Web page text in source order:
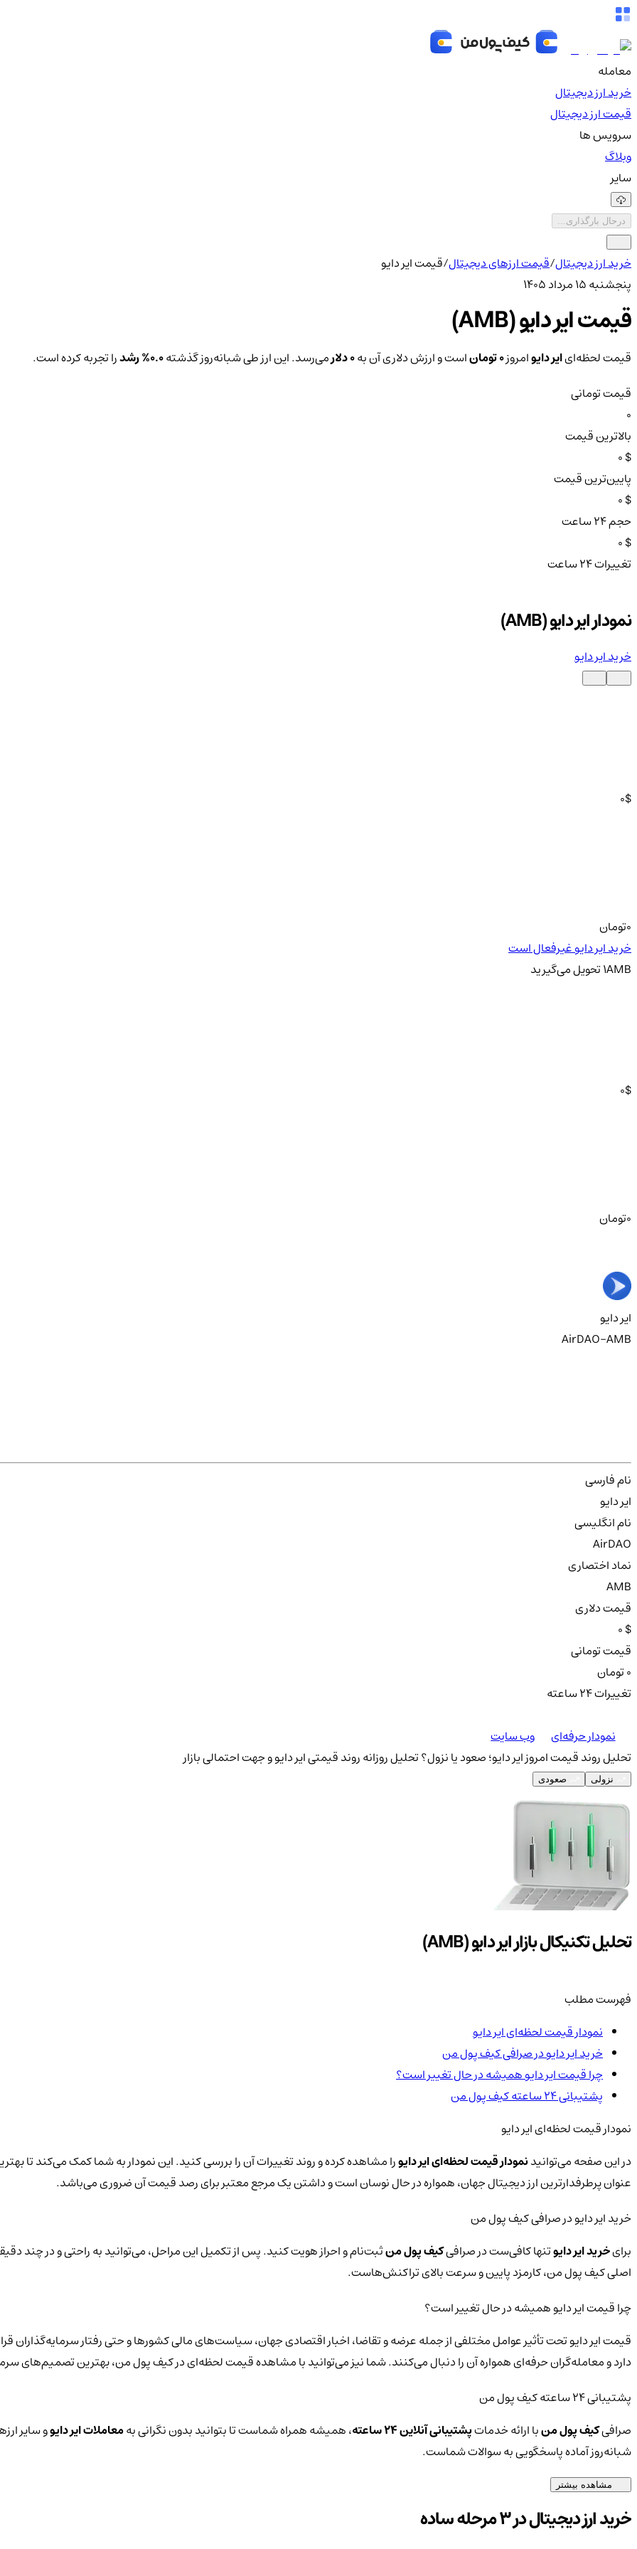
معامله
خرید ارز دیجیتال
قیمت ارز دیجیتال
سرویس ها
وبلاگ
سایر
درحال بارگذاری...
خرید ارز دیجیتال/قیمت ارزهای دیجیتال/قیمت ایر دایو
پنجشنبه ۱۵ مرداد ۱۴۰۵
قیمت ایر دایو (AMB)
قیمت لحظه‌ایایر دایوامروز0 تومان است و ارزش دلاری آن به0 دلار می‌رسد. این ارز طی شبانه‌روز گذشته0.0% رشدرا تجربه کرده است.
قیمت تومانی
0
بالاترین قیمت
$ 0
پایین‌ترین قیمت
$ 0
حجم ۲۴ ساعت
$ 0
تغییرات ۲۴ ساعت
نمودار ایر دایو (AMB)
خرید ایر دایو
0$
0تومان
خرید ایر دایو غیرفعال است
1AMB تحویلمی‌گیرید
0$
0تومان
ایر دایو
AirDAO-AMB
نام فارسی
ایر دایو
نام انگلیسی
AirDAO
نماد اختصاری
AMB
قیمت دلاری
0 $
قیمت تومانی
0 تومان
تغییرات ۲۴ ساعته
نمودار حرفه‌ای
وب سایت
تحلیل روند قیمت امروز ایر دایو؛ صعود یا نزول؟تحلیل روزانه روند قیمتی ایر دایو و جهت احتمالی بازار
نزولی صعودی
تحلیل تکنیکال بازار ایر دایو (AMB)
فهرست مطلب
نمودار قیمت لحظه‌ای ایر دایو
خرید ایر دایو در صرافی کیف پول من
چرا قیمت ایر دایو همیشه در حال تغییر است؟
پشتیبانی ۲۴ ساعته کیف پول من
نمودار قیمت لحظه‌ای ایر دایو
در این صفحه می‌توانیدنمودار قیمت لحظه‌ای ایر دایورا مشاهده کرده و روند تغییرات آن را بررسی کنید. این نمودار به شما کمک می‌کند تا
عنوان پرطرفدارترین ارز دیجیتال جهان، همواره در حال نوسان است و داشتن یک مرجع معتبر برای رصد قیمت آن ضروری می‌باشد.
خرید ایر دایو در صرافی کیف پول من
برایخرید ایر دایوتنها کافی‌ست در صرافیکیف پول منثبت‌نام و احراز هویت کنید. پس از تکمیل این مراحل، می‌توانید به راحتی و در چند
اصلی کیف پول من، کارمزد پایین و سرعت بالای تراکنش‌هاست.
چرا قیمت ایر دایو همیشه در حال تغییر است؟
قیمت ایر دایو تحت تأثیر عوامل مختلفی از جمله عرضه و تقاضا، اخبار اقتصادی جهان، سیاست‌های مالی کشورها و حتی رفتار سرمایه‌گذاران
دارد و معامله‌گران حرفه‌ای همواره آن را دنبال می‌کنند. شما نیز می‌توانید با مشاهده قیمت لحظه‌ای در کیف پول من، بهترین تصمیم‌های
پشتیبانی ۲۴ ساعته کیف پول من
صرافیکیف پول منبا ارائه خدماتپشتیبانی آنلاین ۲۴ ساعته ، همیشه همراه شماست تا بتوانید بدون نگرانی بهمعاملات ایر دایوو سایر
شبانه‌روز آماده پاسخگویی به سوالات شماست.
مشاهده بیشتر
خرید ارز دیجیتال در 3 مرحله ساده